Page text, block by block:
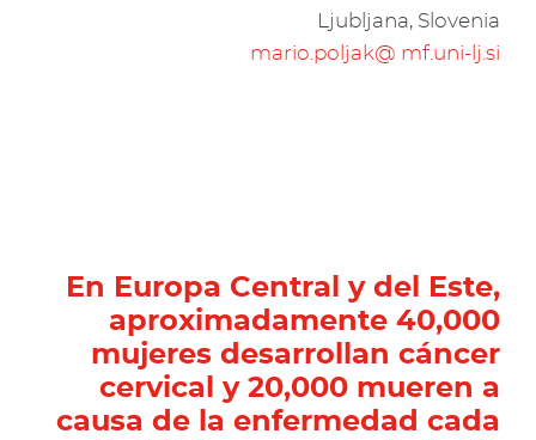
Ljubljana, Slovenia
mario.poljak@ mf.uni-lj.si
En Europa Central y del Este,
aproximadamente 40,000
mujeres desarrollan cáncer
cervical y 20,000 mueren a
causa de la enfermedad cada